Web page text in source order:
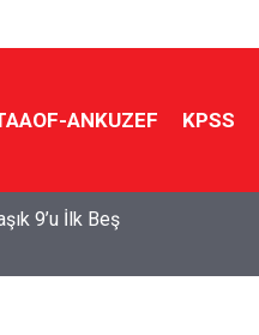
ANKUZEF KPSS
9’u İlk Beş